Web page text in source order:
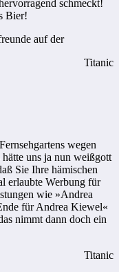
schmeckt!
Bier!
auf der
Titanic
wegen
uns ja nun weißgott
Sie Ihre hämischen
erlaubte Werbung für
wie »Andrea
für Andrea Kiewel«
nimmt dann doch ein
Titanic